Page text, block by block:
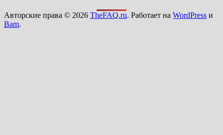
Авторские права © 2026 TheFAQ.ru. Работает на WordPress и
Bam.